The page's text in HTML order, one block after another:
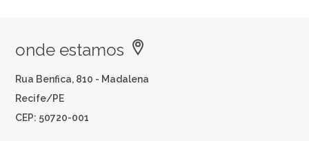
onde estamos
Rua Benfica, 810 - Madalena
Recife/PE
CEP: 50720-001